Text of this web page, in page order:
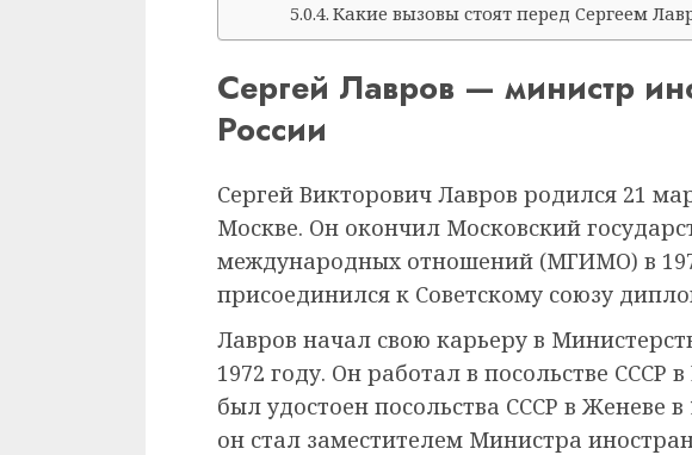
Какие вызовы стоят перед Сергеем
Сергей Лавров — министр
России
Сергей Викторович Лавров родился 21
Москве. Он окончил Московский
международных отношений (МГИМО) в
присоединился к Советскому союзу
Лавров начал свою карьеру в
1972 году. Он работал в посольстве СССР
был удостоен посольства СССР в Женеве в
он стал заместителем Министра